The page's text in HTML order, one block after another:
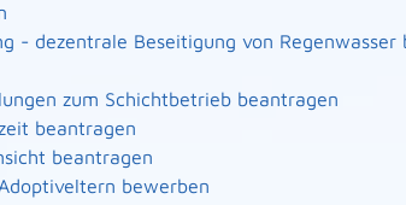
- dezentrale Beseitigung von Regenwasser
zum Schichtbetrieb beantragen
beantragen
beantragen
bewerben